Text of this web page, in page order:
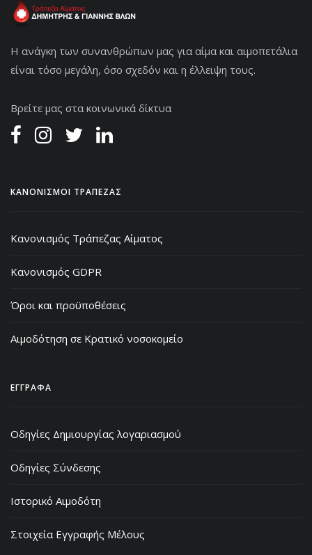
Η ανάγκη των συνανθρώπων μας για αίμα και αιμοπετάλια
είναι τόσο μεγάλη, όσο σχεδόν και η έλλειψη τους.
Βρείτε μας στα κοινωνικά δίκτυα
ΚΑΝΟΝΙΣΜΟΙ ΤΡΑΠΕΖΑΣ
Κανονισμός Τράπεζας Αίματος
Κανονισμός GDPR
Όροι και προϋποθέσεις
Αιμοδότηση σε Κρατικό νοσοκομείο
ΕΓΓΡΑΦΑ
Οδηγίες Δημιουργίας λογαριασμού
Οδηγίες Σύνδεσης
Ιστορικό Αιμοδότη
Στοιχεία Εγγραφής Μέλους